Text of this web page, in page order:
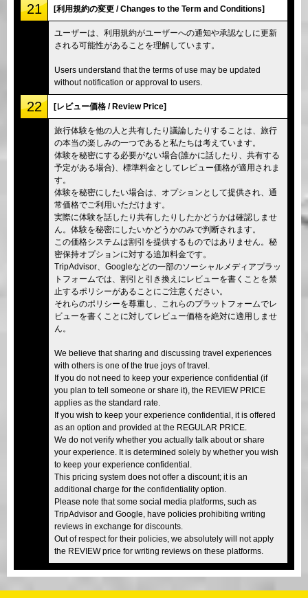
21 [利用規約の変更 / Changes to the Term and Conditions]
ユーザーは、利用規約がユーザーへの通知や承認なしに更新
される可能性があることを理解しています。
Users understand that the terms of use may be updated
without notification or approval to users.
22 [レビュー価格 / Review Price]
旅行体験を他の人と共有したり議論したりすることは、旅行
の本当の楽しみの一つであると私たちは考えています。
体験を秘密にする必要がない場合(誰かに話したり、共有する
予定がある場合)、標準料金としてレビュー価格が適用されま
す。
体験を秘密にしたい場合は、オプションとして提供され、通
常価格でご利用いただけます。
実際に体験を話したり共有したりしたかどうかは確認しませ
ん。体験を秘密にしたいかどうかのみで判断されます。
この価格システムは割引を提供するものではありません。秘
密保持オプションに対する追加料金です。
TripAdvisor、Googleなどの一部のソーシャルメディアプラッ
トフォームでは、割引と引き換えにレビューを書くことを禁
止するポリシーがあることにご注意ください。
それらのポリシーを尊重し、これらのプラットフォームでレ
ビューを書くことに対してレビュー価格を絶対に適用しませ
ん。
We believe that sharing and discussing travel experiences
with others is one of the true joys of travel.
If you do not need to keep your experience confidential (if
you plan to tell someone or share it), the REVIEW PRICE
applies as the standard rate.
If you wish to keep your experience confidential, it is offered
as an option and provided at the REGULAR PRICE.
We do not verify whether you actually talk about or share
your experience. It is determined solely by whether you wish
to keep your experience confidential.
This pricing system does not offer a discount; it is an
additional charge for the confidentiality option.
Please note that some social media platforms, such as
TripAdvisor and Google, have policies prohibiting writing
reviews in exchange for discounts.
Out of respect for their policies, we absolutely will not apply
the REVIEW price for writing reviews on these platforms.